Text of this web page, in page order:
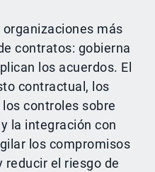
más
contratos: gobierna
los acuerdos. El
contractual, los
controles sobre
la integración con
los compromisos
reducir el riesgo de